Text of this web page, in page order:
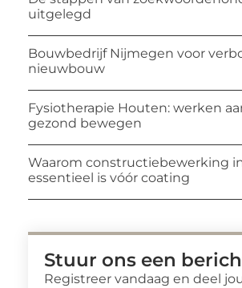
uitgelegd
Bouwbedrijf Nijmegen voor
nieuwbouw
Fysiotherapie Houten: werken
gezond bewegen
Waarom constructiebewerking
essentieel is vóór coating
Stuur ons een
Registreer vandaag en deel